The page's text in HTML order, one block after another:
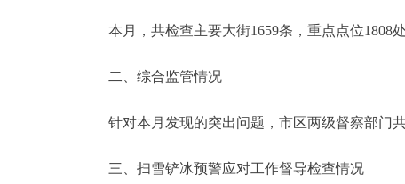
本月，共检查主要大街1659条，重点点位1808
二、综合监管情况
针对本月发现的突出问题，市区两级督察部门
三、扫雪铲冰预警应对工作督导检查情况